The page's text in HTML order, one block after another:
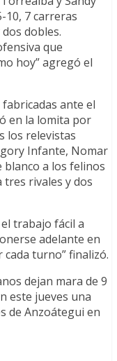
10, 7 carreras
dobles.
que
hoy” agregó el
ante el
en la lomita por
los relevistas
Infante, Nomar
blanco a los felinos
rivales y dos
trabajo fácil a
adelante en
turno” finalizó.
dejan mara de 9
este jueves una
de Anzoátegui en